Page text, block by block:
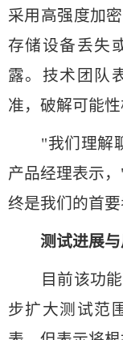
采用高强度加
存储设备丢失
露。技术团队
准，破解可能性
"我们理解聊
产品经理表示
终是我们的首
测试进展
目前该功能
步扩大测试范